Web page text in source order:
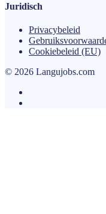
Juridisch
Privacybeleid
Cookiebeleid (EU)
© 2026 Langujobs.com